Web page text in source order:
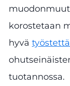
korostetaan
hyvä
tuotannossa.